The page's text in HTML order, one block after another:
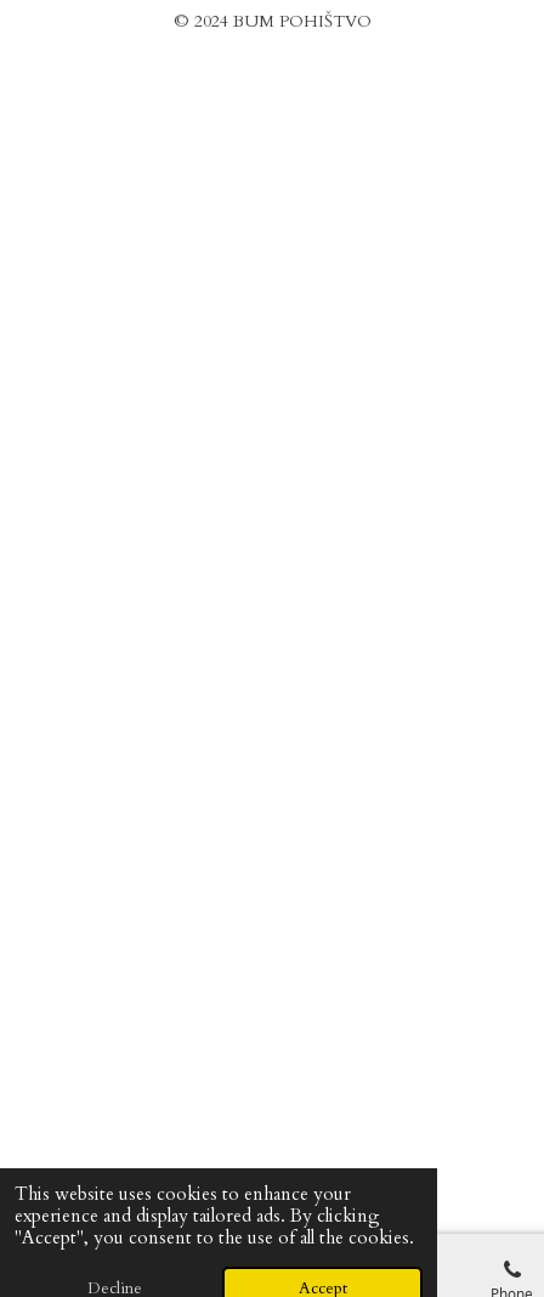
This website uses cookies to enhance your
experience and display tailored ads. By clicking
"Accept", you consent to the use of all the cookies.
Decline Accept
© 2024 BUM POHIŠTVO